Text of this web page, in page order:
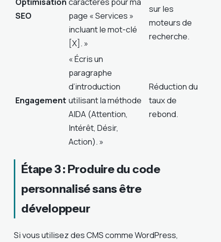
SEO
page « Services »
incluant le mot-clé
[X]. »
sur les
moteurs de
recherche.
Engagement
« Écris un
paragraphe
d’introduction
utilisant la méthode
AIDA (Attention,
Intérêt, Désir,
Action). »
Réduction du
taux de
rebond.
Étape 3 : Produire du code
personnalisé sans être
développeur
Si vous utilisez des CMS comme WordPress,